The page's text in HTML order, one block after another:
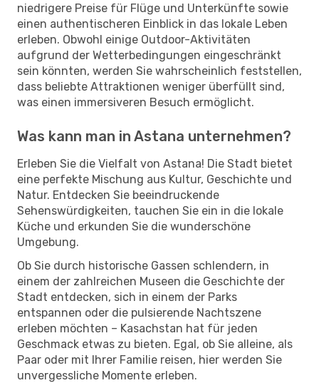
niedrigere Preise für Flüge und Unterkünfte sowie
einen authentischeren Einblick in das lokale Leben
erleben. Obwohl einige Outdoor-Aktivitäten
aufgrund der Wetterbedingungen eingeschränkt
sein könnten, werden Sie wahrscheinlich feststellen,
dass beliebte Attraktionen weniger überfüllt sind,
was einen immersiveren Besuch ermöglicht.
Was kann man in Astana unternehmen?
Erleben Sie die Vielfalt von Astana! Die Stadt bietet
eine perfekte Mischung aus Kultur, Geschichte und
Natur. Entdecken Sie beeindruckende
Sehenswürdigkeiten, tauchen Sie ein in die lokale
Küche und erkunden Sie die wunderschöne
Umgebung.
Ob Sie durch historische Gassen schlendern, in
einem der zahlreichen Museen die Geschichte der
Stadt entdecken, sich in einem der Parks
entspannen oder die pulsierende Nachtszene
erleben möchten – Kasachstan hat für jeden
Geschmack etwas zu bieten. Egal, ob Sie alleine, als
Paar oder mit Ihrer Familie reisen, hier werden Sie
unvergessliche Momente erleben.